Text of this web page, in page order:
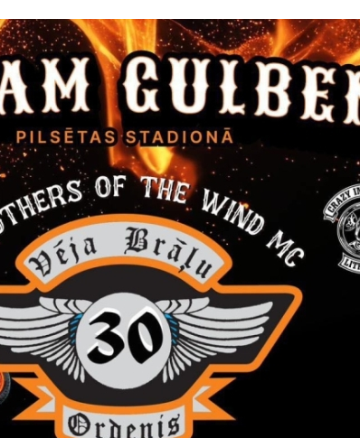
Sesijas uzturēšana no slodzes dalīšanas viedokļa.
Drošības politikas sesija.
Sīkdatne ir nepieciešama, lai visiem lietotājiem
ziņojumus pēc tam, kad viņi ir izlasījuši un aizvēruši
Sīkdatne ir nepieciešama, lai visiem lietotājiem
ziņojumus pēc tam, kad viņi ir izlasījuši un aizvēruši
Reģistrē, ka tiek parādīts modālais logs.
Reģistrē unikālu ID, kas tiek izmantots statistisko
par to, kā apmeklētājs izmanto vietni.
Izmanto Google Analytics, lai samazinātu